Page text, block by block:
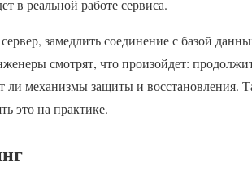
в реальной работе сервиса.
замедлить соединение с базой
смотрят, что произойдет:
ли механизмы защиты и восстановления.
это на практике.